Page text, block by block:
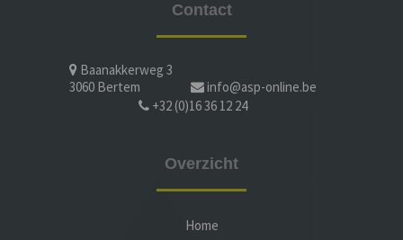
Contact
Baanakkerweg 3
3060 Bertem
info@asp-online.be
+32 (0)16 36 12 24
Overzicht
Home